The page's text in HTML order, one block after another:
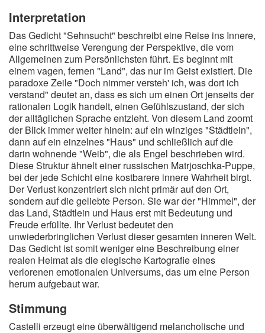
Interpretation
Das Gedicht "Sehnsucht" beschreibt eine Reise ins Innere,
eine schrittweise Verengung der Perspektive, die vom
Allgemeinen zum Persönlichsten führt. Es beginnt mit
einem vagen, fernen "Land", das nur im Geist existiert. Die
paradoxe Zeile "Doch nimmer versteh' ich, was dort ich
verstand" deutet an, dass es sich um einen Ort jenseits der
rationalen Logik handelt, einen Gefühlszustand, der sich
der alltäglichen Sprache entzieht. Von diesem Land zoomt
der Blick immer weiter hinein: auf ein winziges "Städtlein",
dann auf ein einzelnes "Haus" und schließlich auf die
darin wohnende "Weib", die als Engel beschrieben wird.
Diese Struktur ähnelt einer russischen Matrjoschka-Puppe,
bei der jede Schicht eine kostbarere innere Wahrheit birgt.
Der Verlust konzentriert sich nicht primär auf den Ort,
sondern auf die geliebte Person. Sie war der "Himmel", der
das Land, Städtlein und Haus erst mit Bedeutung und
Freude erfüllte. Ihr Verlust bedeutet den
unwiederbringlichen Verlust dieser gesamten inneren Welt.
Das Gedicht ist somit weniger eine Beschreibung einer
realen Heimat als die elegische Kartografie eines
verlorenen emotionalen Universums, das um eine Person
herum aufgebaut war.
Stimmung
Castelli erzeugt eine überwältigend melancholische und